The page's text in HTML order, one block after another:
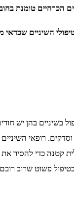
הכרחיים טומנת
השיניים שכדאי
בשיניים בהן יש
רופאי
כדי להסיר את
בטיפול פשוט שרוב